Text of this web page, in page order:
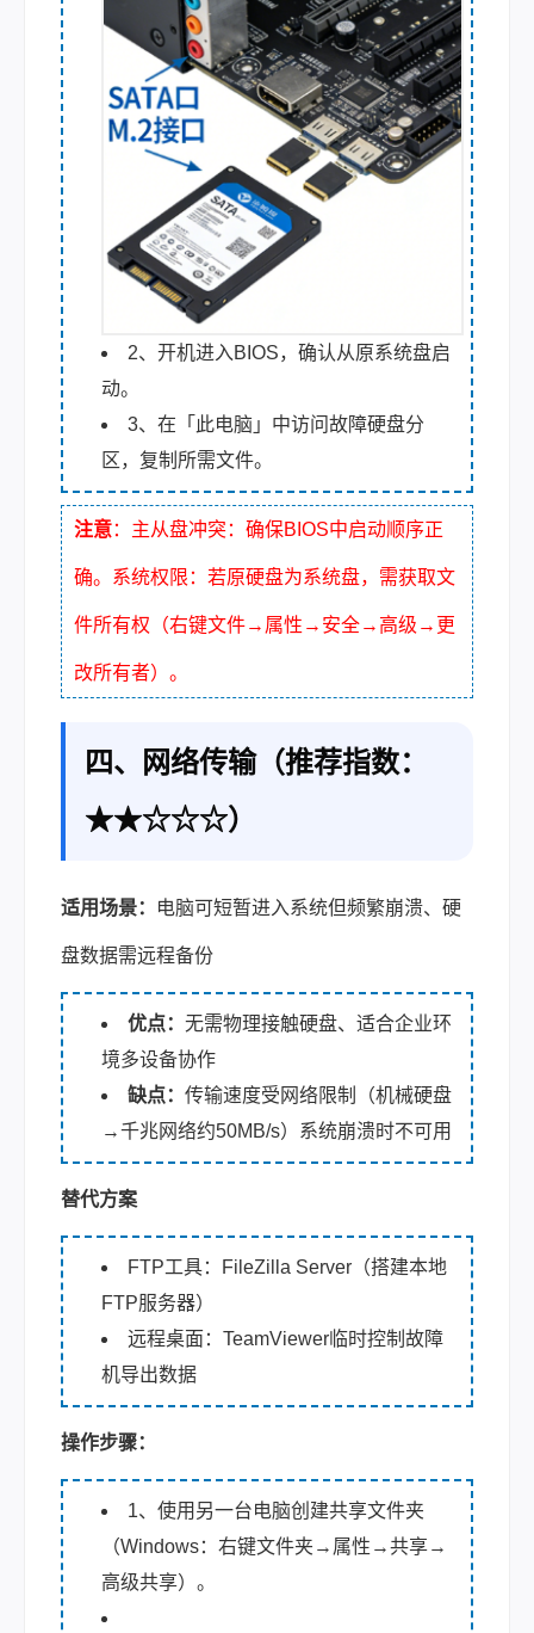
2、开机进入BIOS，确认从原系统盘启
动。
3、在「此电脑」中访问故障硬盘分
区，复制所需文件。
注意：主从盘冲突：确保BIOS中启动顺序正
确。系统权限：若原硬盘为系统盘，需获取文
件所有权（右键文件→属性→安全→高级→更
改所有者）。
四、网络传输（推荐指数：
★★☆☆☆）
适用场景： 电脑可短暂进入系统但频繁崩溃、硬
盘数据需远程备份
优点： 无需物理接触硬盘、适合企业环
境多设备协作
缺点： 传输速度受网络限制（机械硬盘
→千兆网络约50MB/s）系统崩溃时不可用
替代方案
FTP工具：FileZilla Server（搭建本地
FTP服务器）
远程桌面：TeamViewer临时控制故障
机导出数据
操作步骤：
1、使用另一台电脑创建共享文件夹
（Windows：右键文件夹→属性→共享→
高级共享）。